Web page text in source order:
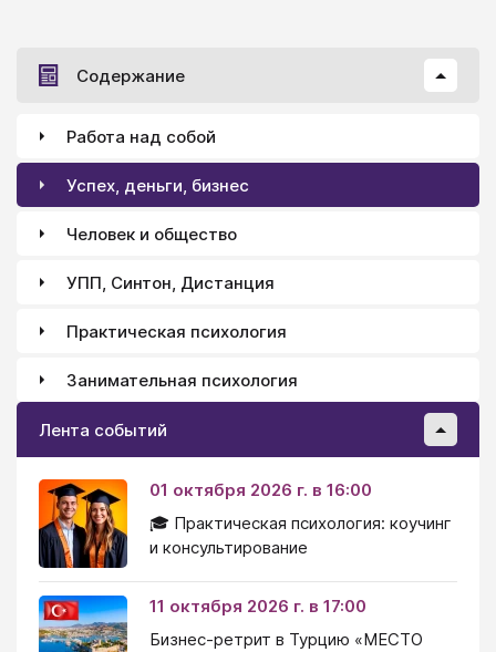
Содержание
Работа над собой
Успех, деньги, бизнес
Человек и общество
УПП, Синтон, Дистанция
Практическая психология
Занимательная психология
Лента событий
01 октября 2026 г. в 16:00
🎓 Практическая психология: коучинг
и консультирование
11 октября 2026 г. в 17:00
Бизнес-ретрит в Турцию «МЕСТО